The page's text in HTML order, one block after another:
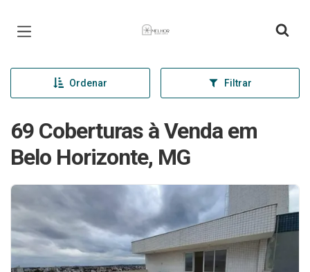
Página inicial
Ordenar Filtrar
69 Coberturas à Venda em
Belo Horizonte, MG